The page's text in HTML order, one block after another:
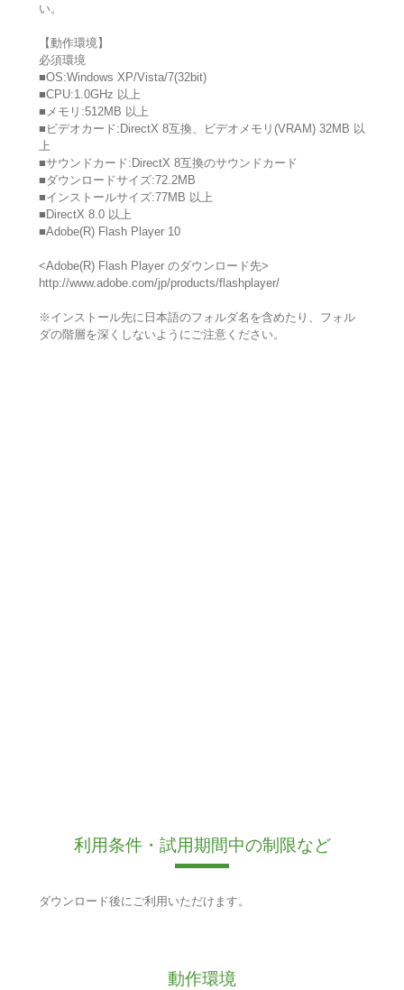
い。
【動作環境】
必須環境
■OS:Windows XP/Vista/7(32bit)
■CPU:1.0GHz 以上
■メモリ:512MB 以上
■ビデオカード:DirectX 8互換、ビデオメモリ(VRAM) 32MB 以
上
■サウンドカード:DirectX 8互換のサウンドカード
■ダウンロードサイズ:72.2MB
■インストールサイズ:77MB 以上
■DirectX 8.0 以上
■Adobe(R) Flash Player 10
<Adobe(R) Flash Player のダウンロード先>
http://www.adobe.com/jp/products/flashplayer/
※インストール先に日本語のフォルダ名を含めたり、フォル
ダの階層を深くしないようにご注意ください。
利用条件・試用期間中の制限など
ダウンロード後にご利用いただけます。
動作環境